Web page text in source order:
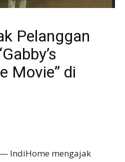
Pelanggan
Movie” di
— IndiHome mengajak